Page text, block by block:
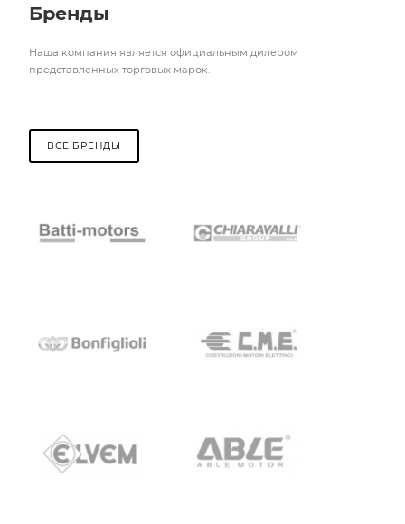
Бренды
Наша компания является официальным дилером
представленных торговых марок.
ВСЕ БРЕНДЫ